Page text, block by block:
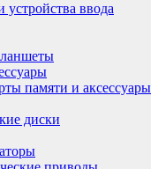
ввода
памяти и аксессуары
диски